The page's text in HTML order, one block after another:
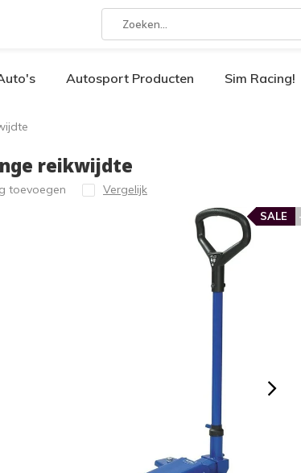
Autosport Producten Sim Racing!
reikwijdte
toevoegen Vergelijk
SALE